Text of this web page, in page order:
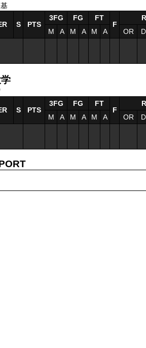
S PTS
3FG FG
FT
F
M
A M A M A OR
S PTS
3FG FG
FT
F
M
A M A M A OR